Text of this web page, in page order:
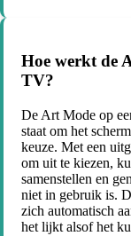
Hoe werkt de
TV?
De Art Mode op
staat om het
keuze. Met een
om uit te kiezen,
samenstellen en
niet in gebruik is.
zich automatisch
het lijkt alsof het